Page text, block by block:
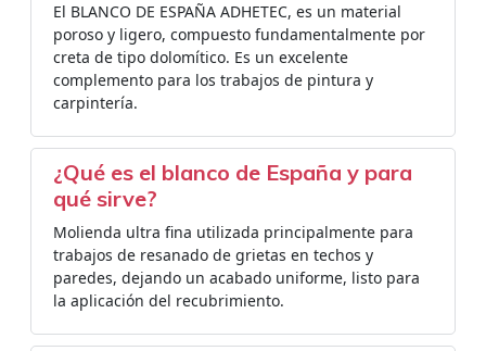
El BLANCO DE ESPAÑA ADHETEC, es un material
poroso y ligero, compuesto fundamentalmente por
creta de tipo dolomítico. Es un excelente
complemento para los trabajos de pintura y
carpintería.
¿Qué es el blanco de España y para
qué sirve?
Molienda ultra fina utilizada principalmente para
trabajos de resanado de grietas en techos y
paredes, dejando un acabado uniforme, listo para
la aplicación del recubrimiento.